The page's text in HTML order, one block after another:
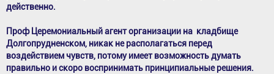
действенно.
Проф Церемониальный агент организации на кладбище
Долгопрудненском, никак не располагаться перед
воздействием чувств, потому имеет возможность думать
правильно и скоро воспринимать принципиальные решения.